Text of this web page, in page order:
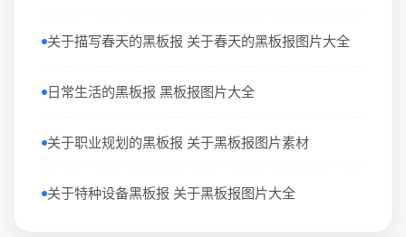
关于描写春天的黑板报 关于春天的黑板报图片大全
日常生活的黑板报 黑板报图片大全
关于职业规划的黑板报 关于黑板报图片素材
关于特种设备黑板报 关于黑板报图片大全